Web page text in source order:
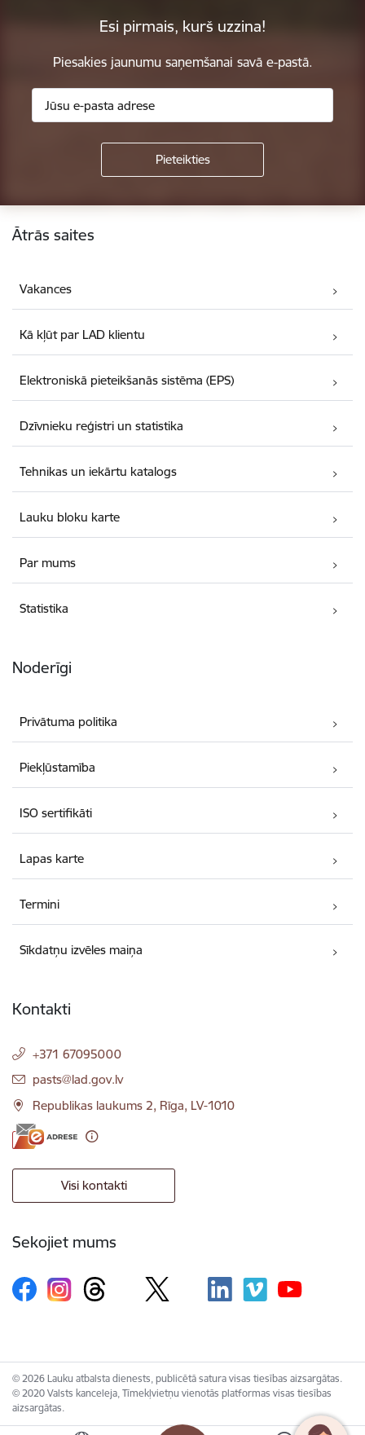
Esi pirmais, kurš uzzina!
Piesakies jaunumu saņemšanai savā e-pastā.
Kājene
Ātrās saites
Vakances
Kā kļūt par LAD klientu
Elektroniskā pieteikšanās sistēma (EPS)
Dzīvnieku reģistri un statistika
Tehnikas un iekārtu katalogs
Lauku bloku karte
Par mums
Statistika
Noderīgi
Privātuma politika
Piekļūstamība
ISO sertifikāti
Lapas karte
Termini
Sīkdatņu izvēles maiņa
Kontakti
+371 67095000
E-pasts:
pasts@lad.gov.lv
Republikas laukums 2, Rīga, LV-1010
Visi kontakti
Sekojiet mums
© 2026 Lauku atbalsta dienests, publicētā satura visas tiesības aizsargātas.
© 2020 Valsts kanceleja, Tīmekļvietņu vienotās platformas visas tiesības
aizsargātas.